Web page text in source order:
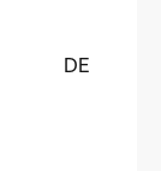
DE